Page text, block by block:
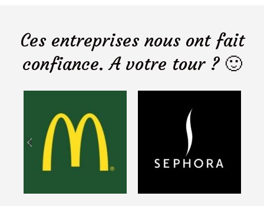
Ces entreprises nous ont fait
confiance. A votre tour ? 🙂